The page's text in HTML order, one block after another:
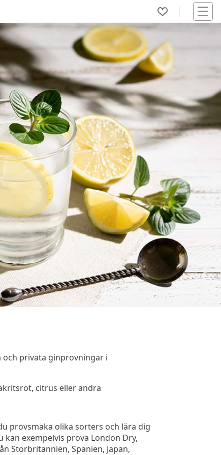
privata ginprovningar i
citrus eller andra
provsmaka olika sorters och lära dig
exempelvis prova London Dry,
Storbritannien, Spanien, Japan,